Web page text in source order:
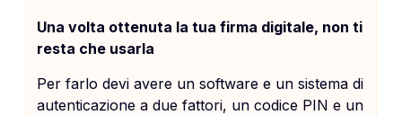
Una volta ottenuta la tua firma digitale, non ti
resta che usarla
Per farlo devi avere un software e un sistema di
autenticazione a due fattori, un codice PIN e un